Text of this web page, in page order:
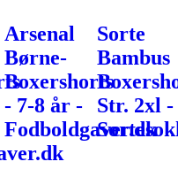
Arsenal
Børne-
Boxershorts
- 7-8 år -
Fodboldgaver.dk
Sorte
Bambus
Str. 2xl -